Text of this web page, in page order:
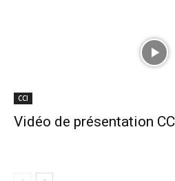
CCI
Vidéo de présentation